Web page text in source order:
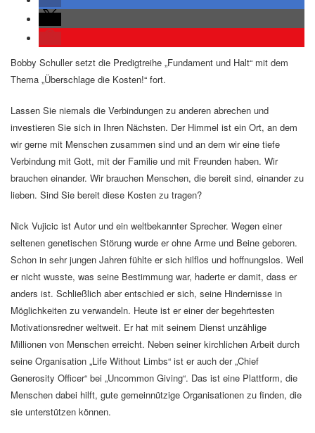
Bobby Schuller setzt die Predigtreihe „Fundament und Halt“ mit dem
Thema „Überschlage die Kosten!“ fort.
Lassen Sie niemals die Verbindungen zu anderen abrechen und
investieren Sie sich in Ihren Nächsten. Der Himmel ist ein Ort, an dem
wir gerne mit Menschen zusammen sind und an dem wir eine tiefe
Verbindung mit Gott, mit der Familie und mit Freunden haben. Wir
brauchen einander. Wir brauchen Menschen, die bereit sind, einander zu
lieben. Sind Sie bereit diese Kosten zu tragen?
Nick Vujicic ist Autor und ein weltbekannter Sprecher. Wegen einer
seltenen genetischen Störung wurde er ohne Arme und Beine geboren.
Schon in sehr jungen Jahren fühlte er sich hilflos und hoffnungslos. Weil
er nicht wusste, was seine Bestimmung war, haderte er damit, dass er
anders ist. Schließlich aber entschied er sich, seine Hindernisse in
Möglichkeiten zu verwandeln. Heute ist er einer der begehrtesten
Motivationsredner weltweit. Er hat mit seinem Dienst unzählige
Millionen von Menschen erreicht. Neben seiner kirchlichen Arbeit durch
seine Organisation „Life Without Limbs“ ist er auch der „Chief
Generosity Officer“ bei „Uncommon Giving“. Das ist eine Plattform, die
Menschen dabei hilft, gute gemeinnützige Organisationen zu finden, die
sie unterstützen können.